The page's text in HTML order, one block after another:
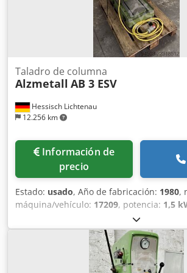
Hessisch Lichtenau
12.256 km
Taladro de columna
Alzmetall AB 3 ESV
Información de
precio
Estado: usado, Año de fabricación: 1980,
máquina/vehículo: 17209, potencia: 1,5
, frecuencia de
montaje del husillo:MK 3, tipo de ajuste
, velocidad de giro (máx.):
de rotación (mín.):130 rpm, altura total:
profundidad de garganta:290 mm,